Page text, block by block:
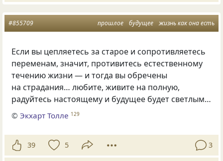
прошлое будущее жизнь как она есть
#855709
Если вы цепляетесь за старое и сопротивляетесь
переменам, значит, противитесь естественному
течению жизни — и тогда вы обречены
на страдания… любите, живите на полную,
радуйтесь настоящему и будущее будет светлым…
©Экхарт Толле 129
39 5 3